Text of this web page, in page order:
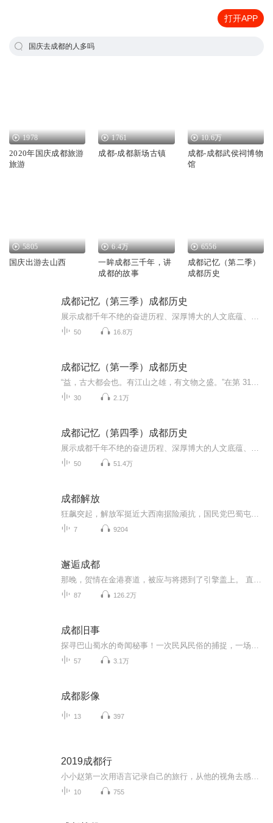
打开APP
国庆去成都的人多吗
1978
2020年国庆成都旅游
旅游
1761
成都-成都新场古镇
10.6万
成都-成都武侯祠博物
馆
5805
国庆出游去山西
6.4万
一眸成都三千年，讲
成都的故事
6556
成都记忆（第二季）
成都历史
成都记忆（第三季）成都历史
50 16.8万
成都记忆（第一季）成都历史
30 2.1万
成都记忆（第四季）成都历史
50 51.4万
成都解放
7 9204
邂逅成都
87 126.2万
成都旧事
57 3.1万
成都影像
13 397
2019成都行
10 755